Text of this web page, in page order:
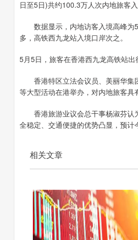
日至5日)共约100.3万人次内地旅客
数据显示，内地访客入境高峰为5
多，高铁西九龙站入境口岸次之。
5月5日，旅客在香港西九龙高铁站
香港特区立法会议员、美丽华集
等大型活动在港举办，对内地旅客具
香港旅游业议会总干事杨淑芬认
全稳定、交通便捷的优势凸显，预
相关文章